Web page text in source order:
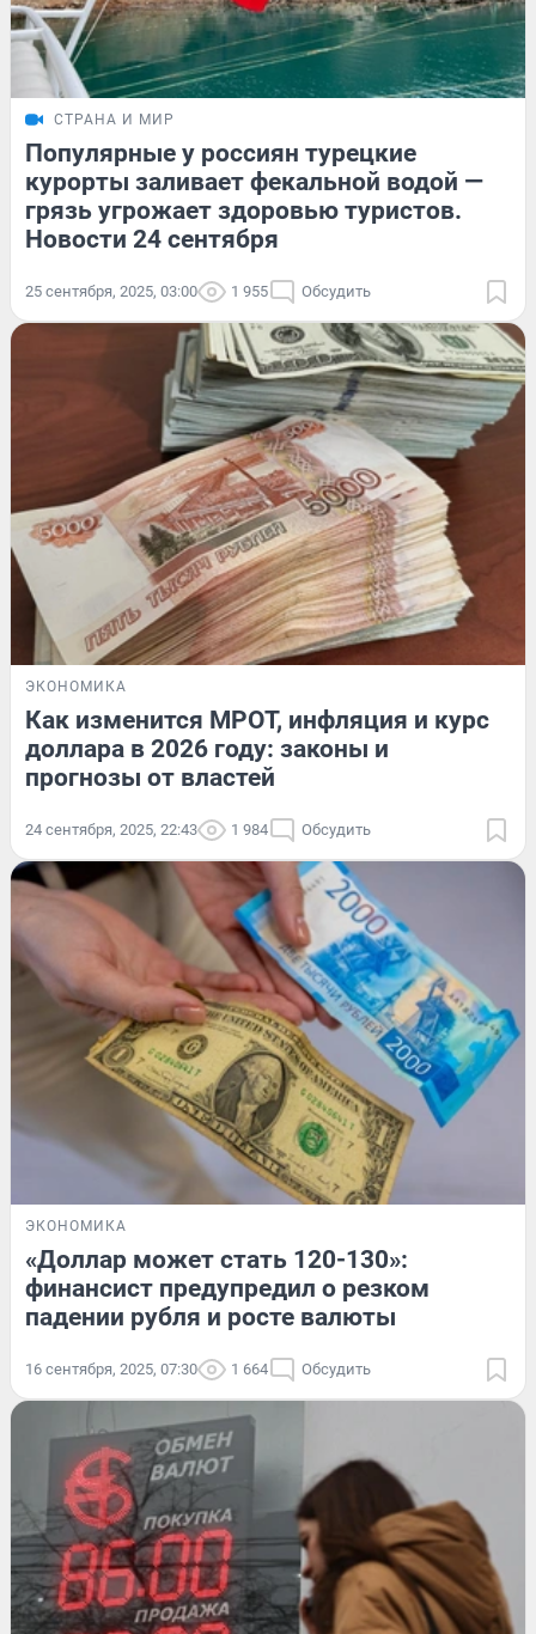
СТРАНА И МИР
Популярные у россиян турецкие
курорты заливает фекальной водой —
грязь угрожает здоровью туристов.
Новости 24 сентября
25 сентября, 2025, 03:00 1 955 Обсудить
ЭКОНОМИКА
Как изменится МРОТ, инфляция и курс
доллара в 2026 году: законы и
прогнозы от властей
24 сентября, 2025, 22:43 1 984 Обсудить
ЭКОНОМИКА
«Доллар может стать 120-130»:
финансист предупредил о резком
падении рубля и росте валюты
16 сентября, 2025, 07:30 1 664 Обсудить